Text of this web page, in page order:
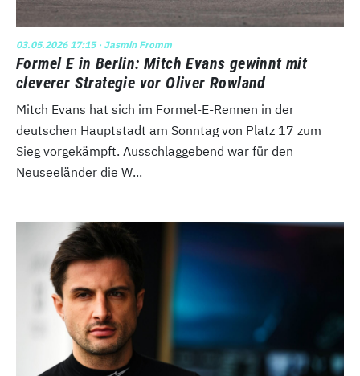
03.05.2026 17:15· Jasmin Fromm
Formel E in Berlin: Mitch Evans gewinnt mit
cleverer Strategie vor Oliver Rowland
Mitch Evans hat sich im Formel-E-Rennen in der
deutschen Hauptstadt am Sonntag von Platz 17 zum
Sieg vorgekämpft. Ausschlaggebend war für den
Neuseeländer die W...